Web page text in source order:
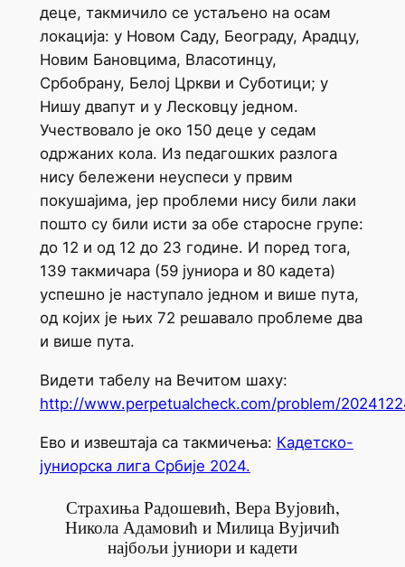
деце, такмичило се устаљено на осам
локација: у Новом Саду, Београду, Арадцу,
Новим Бановцима, Власотинцу,
Србобрану, Белој Цркви и Суботици; у
Нишу двапут и у Лесковцу једном.
Учествовало је око 150 деце у седам
одржаних кола. Из педагошких разлога
нису бележени неуспеси у првим
покушајима, јер проблеми нису били лаки
пошто су били исти за обе старосне групе:
до 12 и од 12 до 23 године. И поред тога,
139 такмичара (59 јуниора и 80 кадета)
успешно је наступало једном и више пута,
од којих је њих 72 решавало проблеме два
и више пута.
Видети табелу на Вечитом шаху:
http://www.perpetualcheck.com/problem/
Ево и извештаја са такмичења: Кадетско-
јуниорска лига Србије 2024.
Страхиња Радошевић, Вера Вујовић,
Никола Адамовић и Милица Вујичић
најбољи јуниори и кадети